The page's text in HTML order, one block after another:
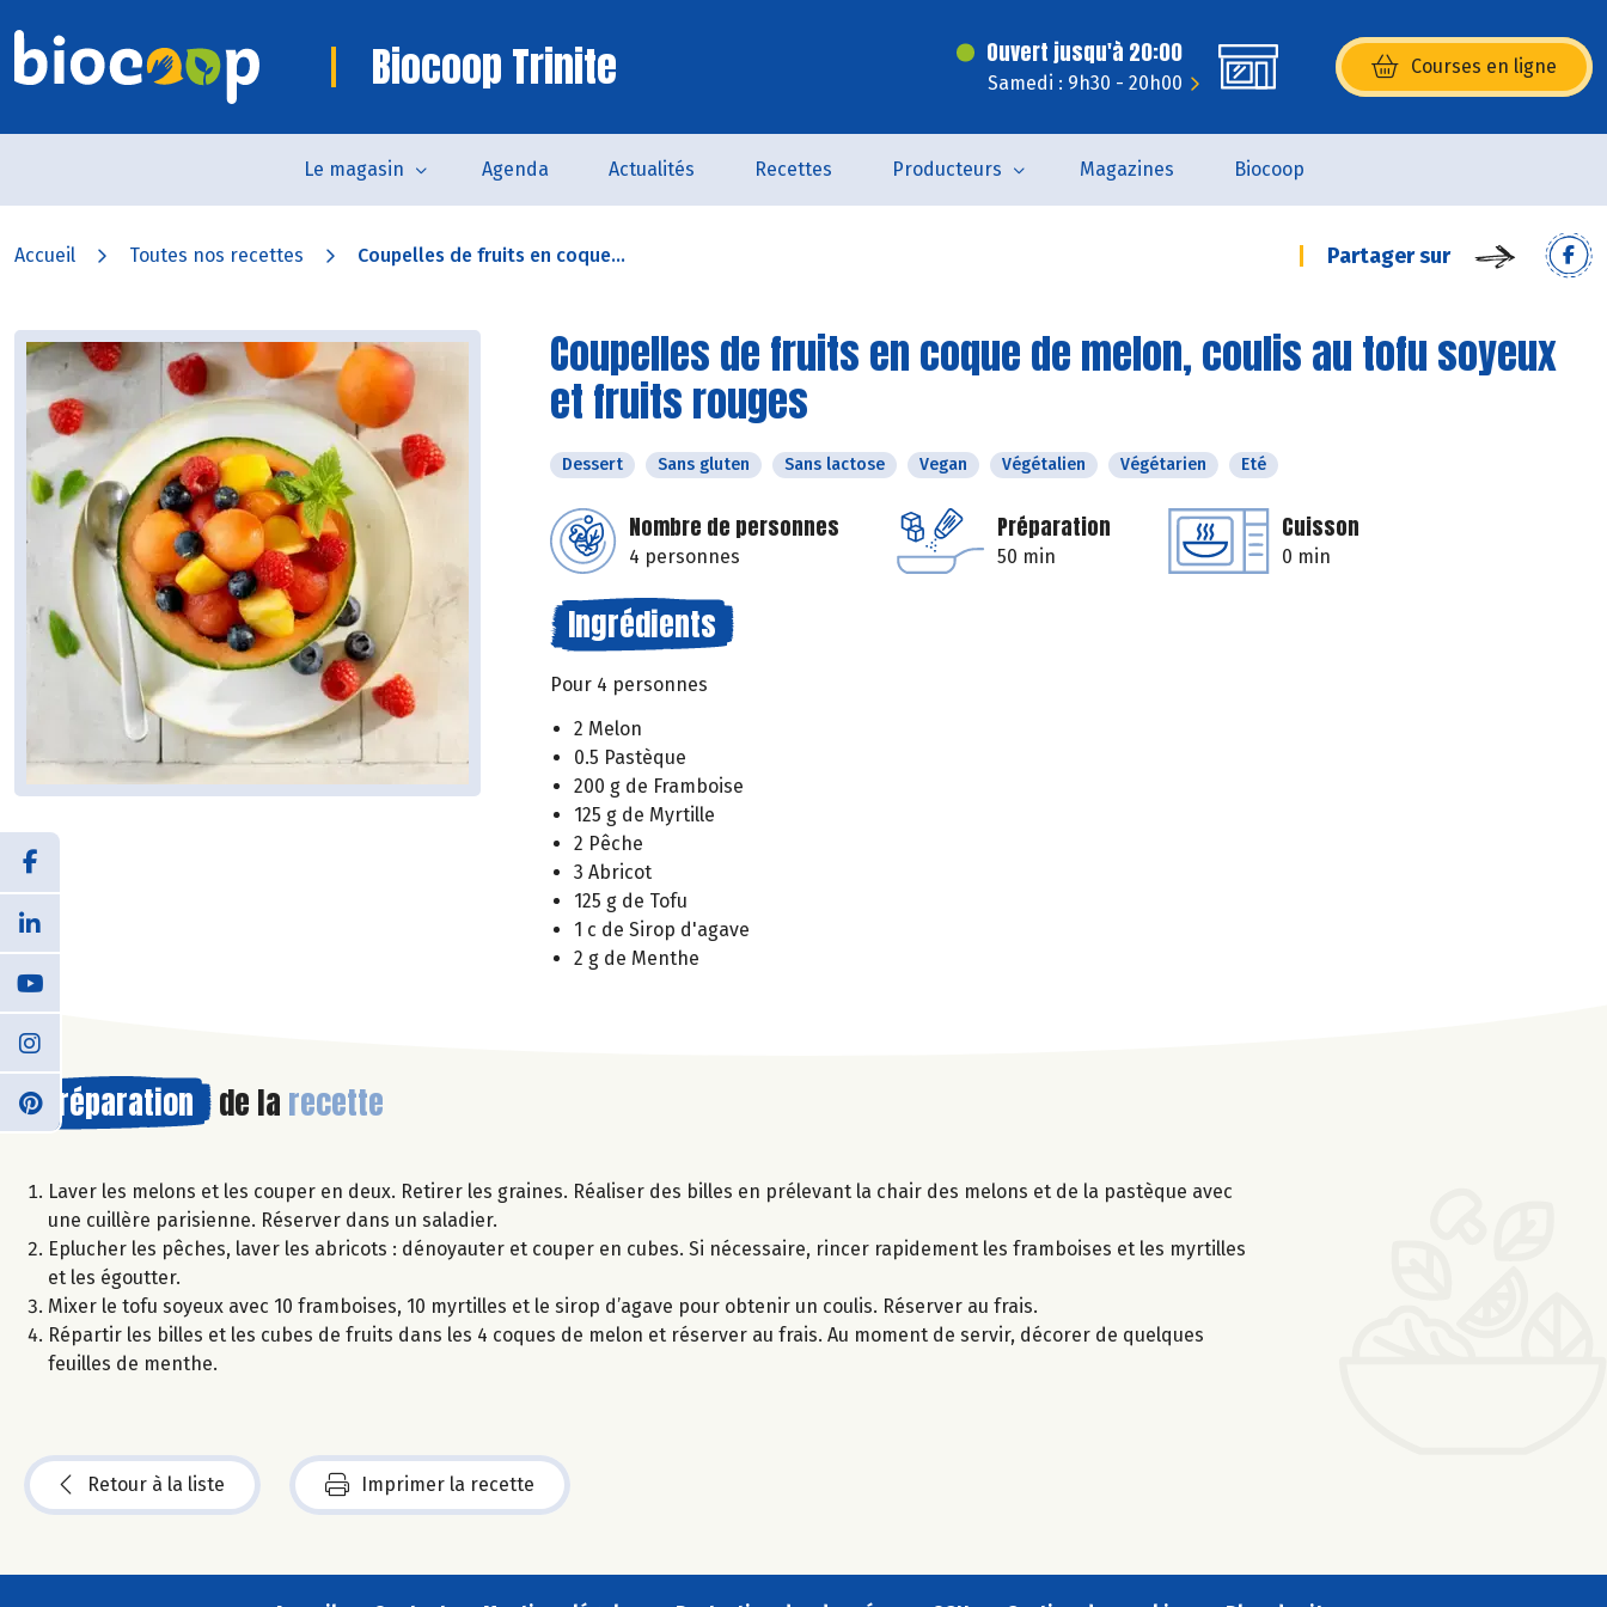
Biocoop Trinite Ouvert jusqu'à 20:00
Samedi : 9h30 - 20h00
Courses en ligne
(s’ouvre dans une nouvelle
Le magasin Agenda Actualités Recettes Producteurs Magazines Biocoop
Accueil Toutes nos recettes Coupelles de fruits en coque... Partager sur
Coupelles de fruits en coque de melon, coulis au tofu soyeux
et fruits rouges
Dessert Sans gluten Sans lactose Vegan Végétalien Végétarien Eté
Nombre de personnes
4 personnes
Préparation
50 min
Cuisson
0 min
Ingrédients
Pour 4 personnes
2 Melon
0.5 Pastèque
200 g de Framboise
125 g de Myrtille
2 Pêche
3 Abricot
125 g de Tofu
1 c de Sirop d'agave
2 g de Menthe
Préparation de la recette
Laver les melons et les couper en deux. Retirer les graines. Réaliser des billes en prélevant la chair des melons et de la pastèque avec
une cuillère parisienne. Réserver dans un saladier.
Eplucher les pêches, laver les abricots : dénoyauter et couper en cubes. Si nécessaire, rincer rapidement les framboises et les myrtilles
et les égoutter.
Mixer le tofu soyeux avec 10 framboises, 10 myrtilles et le sirop d’agave pour obtenir un coulis. Réserver au frais.
Répartir les billes et les cubes de fruits dans les 4 coques de melon et réserver au frais. Au moment de servir, décorer de quelques
feuilles de menthe.
Retour à la liste Imprimer la recette